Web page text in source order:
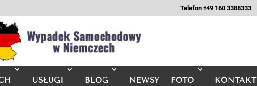
Telefon +49 160 3388333
USŁUGI BLOG NEWSY FOTO KONTAKT